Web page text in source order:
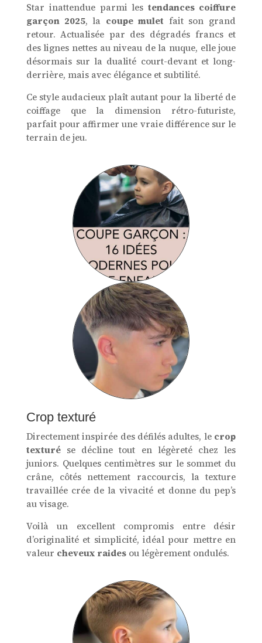
Star inattendue parmi lestendances coiffure
garçon 2025, la coupe mulet fait son grand
retour. Actualisée par des dégradés francs et
des lignes nettes au niveau de la nuque, elle joue
désormais sur la dualité court-devant et long-
derrière, mais avec élégance et subtilité.
Ce style audacieux plaît autant pour la liberté de
coiffage que la dimension rétro-futuriste,
parfait pour affirmer une vraie différence sur le
terrain de jeu.
Crop texturé
Directement inspirée des défilés adultes, le crop
texturése décline tout en légèreté chez les
juniors. Quelques centimètres sur le sommet du
crâne, côtés nettement raccourcis, la texture
travaillée crée de la vivacité et donne du pep’s
au visage.
Voilà un excellent compromis entre désir
d’originalité et simplicité, idéal pour mettre en
valeur cheveux raidesou légèrement ondulés.